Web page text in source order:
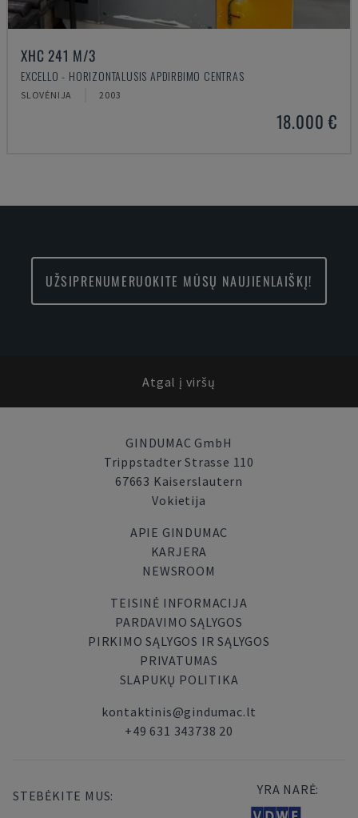
XHC 241 M/3
EXCELLO - HORIZONTALUSIS APDIRBIMO CENTRAS
SLOVĖNIJA 2003
18.000 €
UŽSIPRENUMERUOKITE MŪSŲ NAUJIENLAIŠKĮ!
Atgal į viršų
GINDUMAC GmbH
Trippstadter Strasse 110
67663 Kaiserslautern
Vokietija
APIE GINDUMAC
KARJERA
NEWSROOM
TEISINĖ INFORMACIJA
PARDAVIMO SĄLYGOS
PIRKIMO SĄLYGOS IR SĄLYGOS
PRIVATUMAS
SLAPUKŲ POLITIKA
kontaktinis@gindumac.lt
+49 631 343738 20
STEBĖKITE MUS: YRA NARĖ: